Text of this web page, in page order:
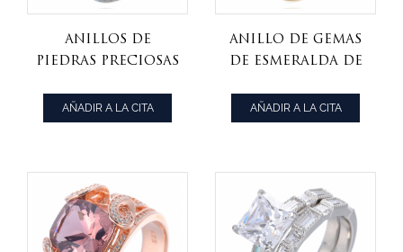
anillos de
piedras preciosas
banda
multicolor
multicolor de
ley 925
AÑADIR A LA CITA
Anillo de gemas
de esmeralda de
de joyería
nupcial para
AÑADIR A LA CITA